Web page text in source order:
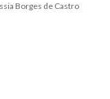
Borges de Castro